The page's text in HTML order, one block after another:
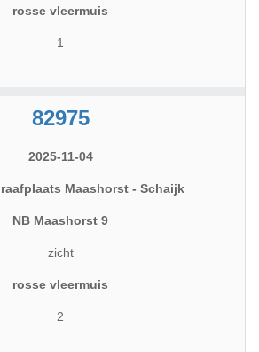
rosse vleermuis
1
82975
2025-11-04
Maashorst - Schaijk
NB Maashorst 9
zicht
rosse vleermuis
2